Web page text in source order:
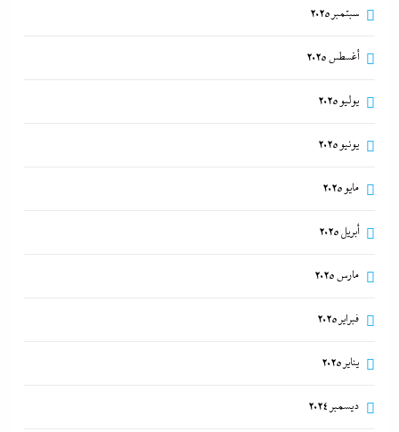
سبتمبر 2025
أغسطس 2025
يوليو 2025
يونيو 2025
مايو 2025
أبريل 2025
مارس 2025
فبراير 2025
يناير 2025
ديسمبر 2024